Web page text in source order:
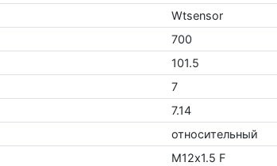
Wtsensor
700
101.5
7
7.14
относительный
М12х1.5 F